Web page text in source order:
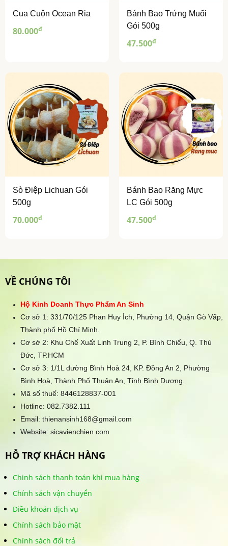
Cua Cuộn Ocean Ria
80.000đ
Bánh Bao Trứng Muối
Gói 500g
47.500đ
Sò Điệp Lichuan Gói
500g
70.000đ
Bánh Bao Răng Mực
LC Gói 500g
47.500đ
VỀ CHÚNG TÔI
Hộ Kinh Doanh Thực Phẩm An Sinh
Cơ sở 1: 331/70/125 Phan Huy Ích, Phường 14, Quận Gò Vấp,
Thành phố Hồ Chí Minh.
Cơ sở 2: Khu Chế Xuất Linh Trung 2, P. Bình Chiểu, Q. Thủ
Đức, TP.HCM
Cơ sở 3: 1/1L đường Bình Hoà 24, KP. Đồng An 2, Phường
Bình Hoà, Thành Phố Thuận An, Tỉnh Bình Dương.
Mã số thuế: 8446128837-001
Hotline: 082.7382.111
Email: thienansinh168@gmail.com
Website: sicavienchien.com
HỖ TRỢ KHÁCH HÀNG
Chinh sách thanh toán khi mua hàng
Chính sách vận chuyển
Điều khoản dịch vụ
Chính sách bảo mật
Chính sách đổi trả